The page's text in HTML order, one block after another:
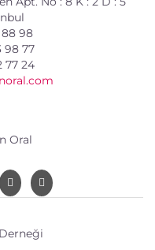
98
98 77
77 24
Oral